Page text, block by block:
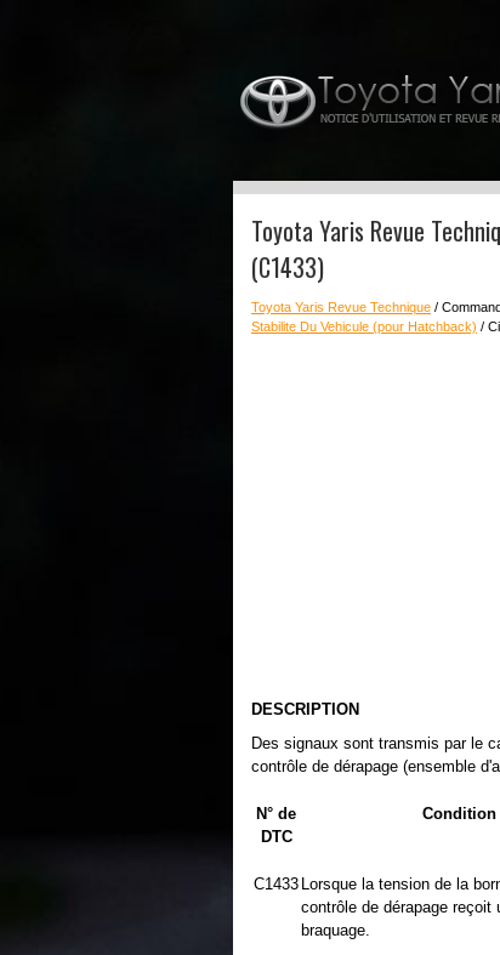
Toyota Yaris Revue
(C1433)
Toyota Yaris Revue Technique /
Stabilite Du Vehicule (pour Hatchback) /
DESCRIPTION
Des signaux sont transmis par le
contrôle de dérapage (ensemble
N° de
DTC
Condition
C1433 Lorsque la tension de la
contrôle de dérapage reçoit
braquage.